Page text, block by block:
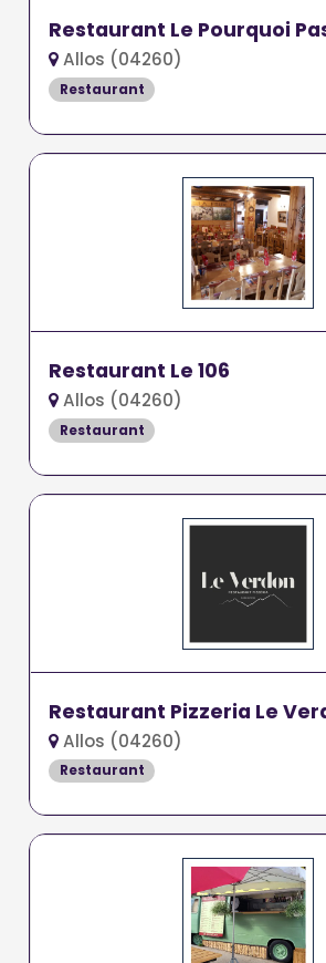
Restaurant Le Pourquoi
Allos (04260)
Restaurant
Restaurant Le 106
Allos (04260)
Restaurant
Restaurant Pizzeria Le
Allos (04260)
Restaurant